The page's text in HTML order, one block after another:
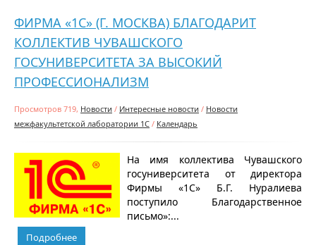
ФИРМА «1С» (Г. МОСКВА) БЛАГОДАРИТ
КОЛЛЕКТИВ ЧУВАШСКОГО
ГОСУНИВЕРСИТЕТА ЗА ВЫСОКИЙ
ПРОФЕССИОНАЛИЗМ
Просмотров 719, Новости / Интересные новости / Новости
межфакультетской лаборатории 1С / Календарь
На имя коллектива Чувашского
госуниверситета от директора
Фирмы «1С» Б.Г. Нуралиева
поступило Благодарственное
письмо»:...
Подробнее